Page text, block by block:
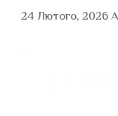
24 Лютого, 2026